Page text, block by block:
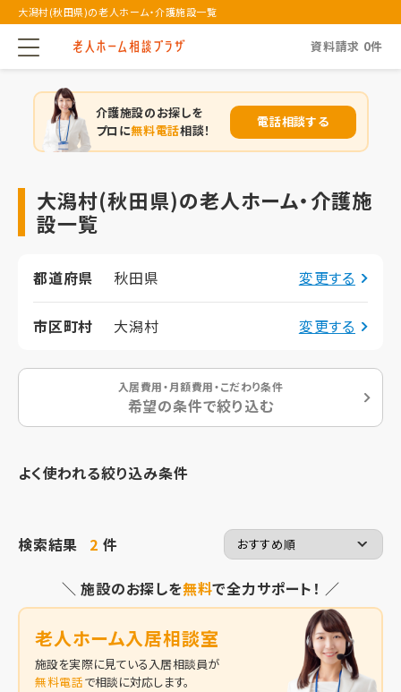
大潟村(秋田県)の老人ホーム・介護施設一覧
資料請求 0件
介護施設のお探しを
プロに無料電話相談！
電話相談する
大潟村(秋田県)の老人ホーム・介護施
設一覧
都道府県 秋田県 変更する
市区町村 大潟村 変更する
入居費用・月額費用・こだわり条件
希望の条件で絞り込む
よく使われる絞り込み条件
検索結果 2 件
＼ 施設のお探しを無料で全力サポート！ ／
老人ホーム入居相談室
施設を実際に見ている入居相談員が
無料電話で相談に対応します。